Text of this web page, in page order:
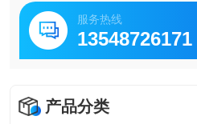
服务热线
13548726171
产品分类